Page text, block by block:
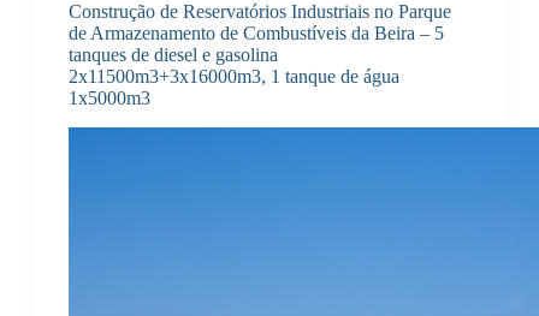
Construção de Reservatórios Industriais no Parque
de Armazenamento de Combustíveis da Beira – 5
tanques de diesel e gasolina
2x11500m3+3x16000m3, 1 tanque de água
1x5000m3